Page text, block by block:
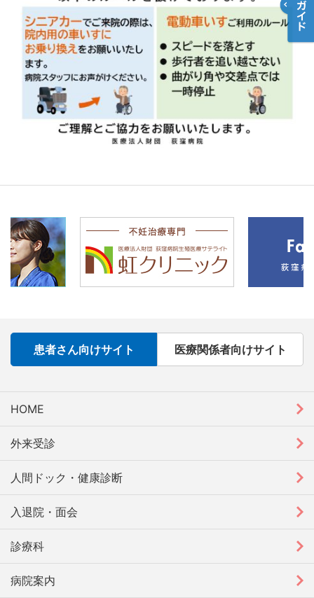
患者さん向けサイト 医療関係者向けサイト
HOME
外来受診
人間ドック・健康診断
入退院・面会
診療科
病院案内